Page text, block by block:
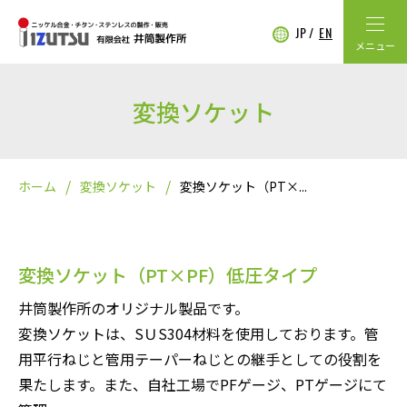
JP EN
メニュー
変換ソケット
ホーム 変換ソケット 変換ソケット（PT×...
変換ソケット（PT×PF）低圧タイプ
井筒製作所のオリジナル製品です。
変換ソケットは、SＵS304材料を使用しております。管
用平行ねじと管用テーパーねじとの継手としての役割を
果たします。また、自社工場でPFゲージ、PTゲージにて